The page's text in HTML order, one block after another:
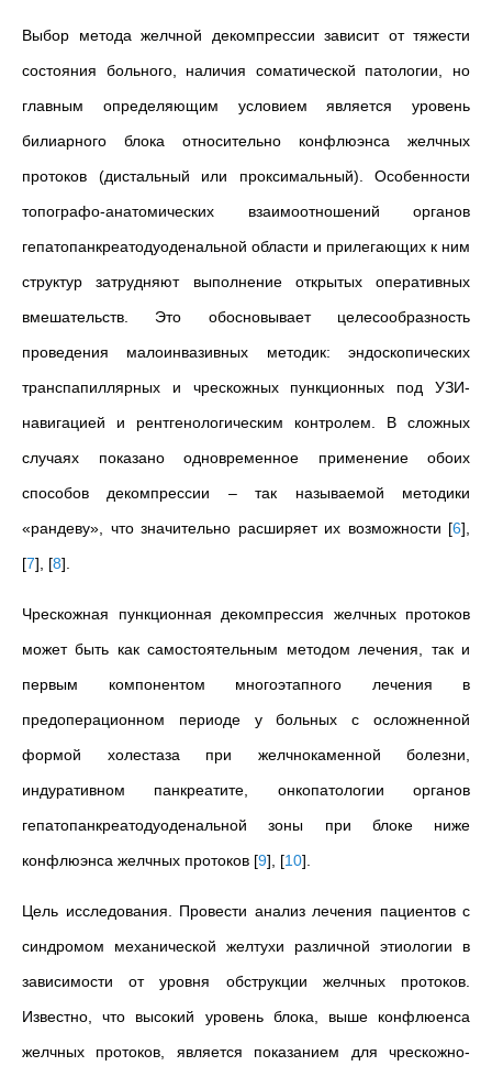
Выбор метода желчной декомпрессии зависит от тяжести
состояния больного, наличия соматической патологии, но
главным определяющим условием является уровень
билиарного блока относительно конфлюэнса желчных
протоков (дистальный или проксимальный). Особенности
топографо-анатомических взаимоотношений органов
гепатопанкреатодуоденальной области и прилегающих к ним
структур затрудняют выполнение открытых оперативных
вмешательств. Это обосновывает целесообразность
проведения малоинвазивных методик: эндоскопических
транспапиллярных и чрескожных пункционных под УЗИ-
навигацией и рентгенологическим контролем. В сложных
случаях показано одновременное применение обоих
способов декомпрессии – так называемой методики
«рандеву», что значительно расширяет их возможности [6]
[7] [8]
Чрескожная пункционная декомпрессия желчных протоков
может быть как самостоятельным методом лечения, так и
первым компонентом многоэтапного лечения в
предоперационном периоде у больных с осложненной
формой холестаза при желчнокаменной болезни,
индуративном панкреатите, онкопатологии органов
гепатопанкреатодуоденальной зоны при блоке ниже
конфлюэнса желчных протоков [9] [10]
Цель исследования. Провести анализ лечения пациентов с
синдромом механической желтухи различной этиологии в
зависимости от уровня обструкции желчных протоков.
Известно, что высокий уровень блока, выше конфлюенса
желчных протоков, является показанием для чрескожно-